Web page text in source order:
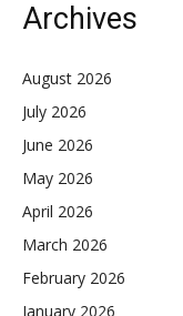
Archives
August 2026
July 2026
June 2026
May 2026
April 2026
March 2026
February 2026
January 2026